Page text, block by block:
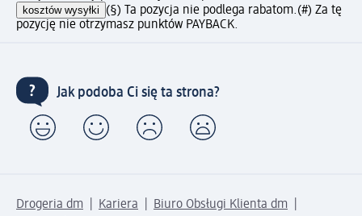
kosztów wysyłki (§) Ta pozycja nie podlega rabatom.(#) Za tę
pozycję nie otrzymasz punktów PAYBACK.
Jak podoba Ci się ta strona?
Drogeria dm Kariera
Biuro Obsługi Klienta dm